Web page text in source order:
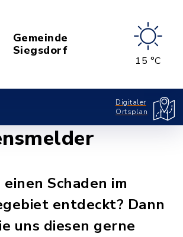
Gemeinde
Siegsdorf
15 °C
Digitaler
Ortsplan
Schaden im
entdeckt? Dann
uns diesen gerne